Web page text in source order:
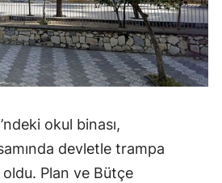
okul binası,
devletle trampa
Plan ve Bütçe